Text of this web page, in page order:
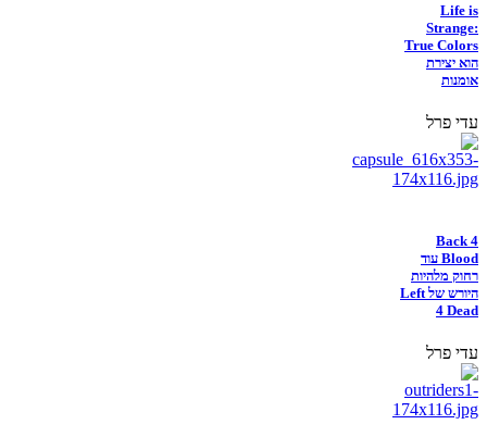
Life is
Strange:
True Colors
הוא יצירת
אומנות
עדי פרל
Back 4
Blood עוד
רחוק מלהיות
היורש של Left
4 Dead
עדי פרל